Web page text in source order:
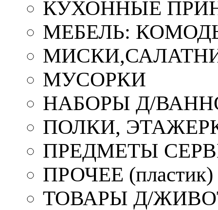
КУХОННЫЕ
МЕБЕЛЬ:
МУСОРКИ
НАБОРЫ Д/
ПОЛКИ,
ПРЕДМЕТЫ
ПРОЧЕЕ (пластик)
ТОВАРЫ Д/